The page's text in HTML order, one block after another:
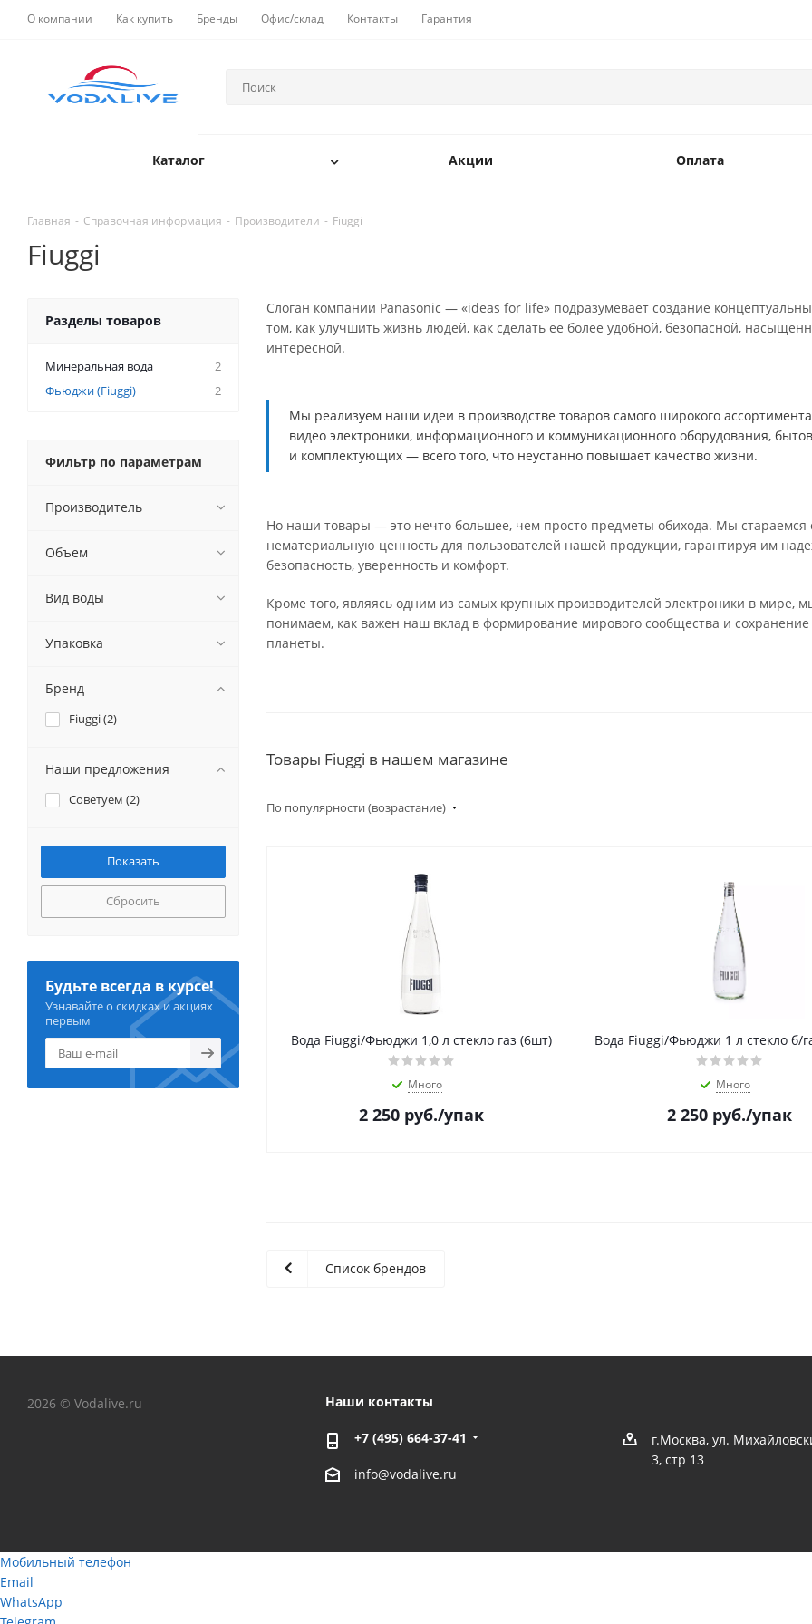
О компании Как купить Бренды Офис/склад Контакты Гарантия
Каталог Акции Оплата
Главная - Справочная информация - Производители - Fiuggi
Fiuggi
Слоган компании Panasonic — «ideas for life» подразумевает создание
том, как улучшить жизнь людей, как сделать ее более удобной, безопасной,
интересной.
Мы реализуем наши идеи в производстве товаров самого широкого
видео электроники, информационного и коммуникационного оборудования,
и комплектующих — всего того, что неустанно повышает качество жизни.
Но наши товары — это нечто большее, чем просто предметы обихода. Мы стараемся
нематериальную ценность для пользователей нашей продукции, гарантируя им
безопасность, уверенность и комфорт.
Кроме того, являясь одним из самых крупных производителей электроники в мире,
понимаем, как важен наш вклад в формирование мирового сообщества и сохранение
планеты.
Товары Fiuggi в нашем магазине
По популярности (возрастание)
Вода Fiuggi/Фьюджи 1,0 л стекло газ (6шт)
Много
2 250 руб./упак
Вода Fiuggi/Фьюджи 1 л стекло б/
Много
2 250 руб./упак
Список брендов
Разделы товаров
Минеральная вода
2
Фьюджи (Fiuggi)
2
Фильтр по параметрам
Производитель
Объем
Вид воды
Упаковка
Бренд
Fiuggi (2)
Наши предложения
Советуем (2)
Сбросить
Будьте всегда в курсе!
Узнавайте о скидках и акциях
первым
2026 © Vodalive.ru Наши контакты
+7 (495) 664-37-41
info@vodalive.ru
г.Москва, ул.
3, стр 13
Мобильный телефон
Email
WhatsApp